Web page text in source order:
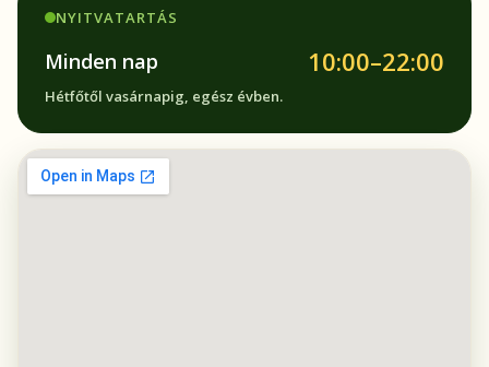
NYITVATARTÁS
Minden nap 10:00–22:00
Hétfőtől vasárnapig, egész évben.